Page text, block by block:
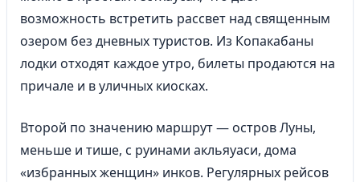
возможность встретить рассвет над священным
озером без дневных туристов. Из Копакабаны
лодки отходят каждое утро, билеты продаются на
причале и в уличных киосках.
Второй по значению маршрут — остров Луны,
меньше и тише, с руинами акльяуаси, дома
«избранных женщин» инков. Регулярных рейсов